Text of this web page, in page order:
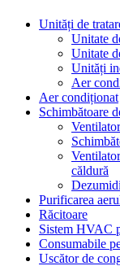
Unități de
Unitate
Unitate
Unități
Aer
Aer condiționat
Schimbătoare
căldură
Purificarea
Răcitoare
Sistem HVAC
Consumabile
Uscător de